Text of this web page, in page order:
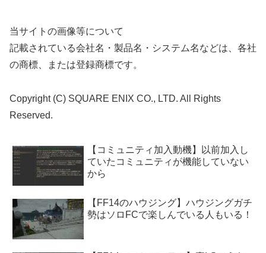
当サイトの画像等について
記載されている会社名・製品名・システム名などは、各社
の商標、または登録商標です。
Copyright (C) SQUARE ENIX CO., LTD. All Rights
Reserved.
【コミュニティ加入動機】以前加入し
ていたコミュニティが機能していない
から
【FF14のハウジング】ハウジングガチ
勢はソロFCで楽しんでいる人もいる！